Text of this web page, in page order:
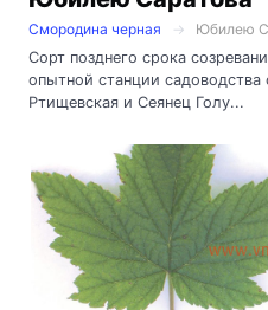
Смородина черная
Юбилею
Сорт позднего срока
опытной станции садоводства
Ртищевская и Сеянец Голу...